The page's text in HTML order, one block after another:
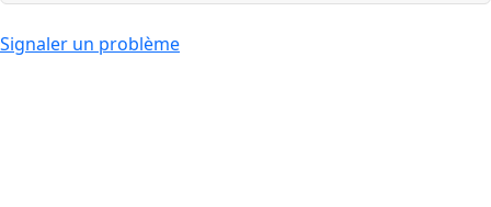
Signaler un problème